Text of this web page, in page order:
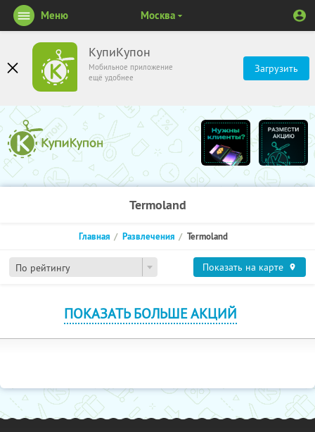
КупиКупон
Мобильное приложение
ещё удобнее
Загрузить
Меню Москва
Termoland
По рейтингу
Главная Развлечения Termoland
Показать на карте
ПОКАЗАТЬ БОЛЬШЕ АКЦИЙ